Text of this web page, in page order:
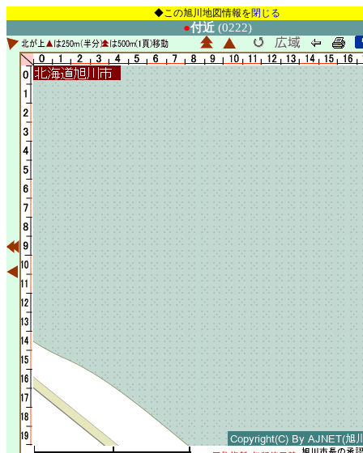
◆この旭川地図情報を閉じる
●付近(0222)